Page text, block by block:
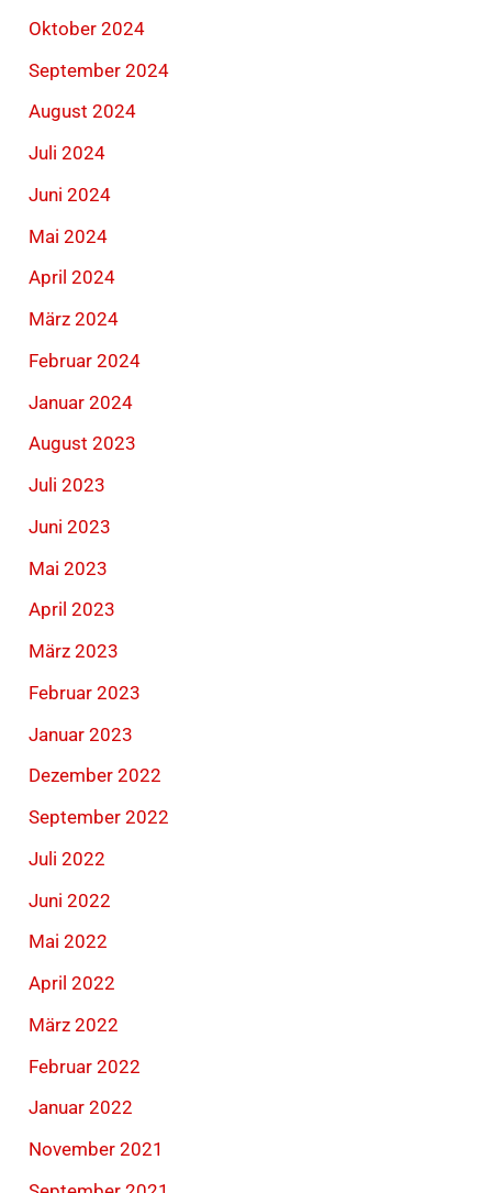
Oktober 2024
September 2024
August 2024
Juli 2024
Juni 2024
Mai 2024
April 2024
März 2024
Februar 2024
Januar 2024
August 2023
Juli 2023
Juni 2023
Mai 2023
April 2023
März 2023
Februar 2023
Januar 2023
Dezember 2022
September 2022
Juli 2022
Juni 2022
Mai 2022
April 2022
März 2022
Februar 2022
Januar 2022
November 2021